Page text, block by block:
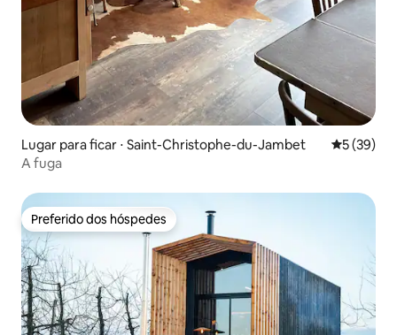
Lugar para ficar ⋅ Saint-Christophe-du-Jambet 5 de uma
5 (39)
A fuga
Preferido dos hóspedes
Preferido dos hóspedes